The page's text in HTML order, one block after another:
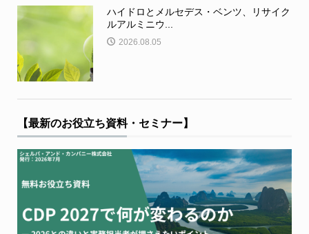
ハイドロとメルセデス・ベンツ、リサイク
ルアルミニウ...
2026.08.05
【最新のお役立ち資料・セミナー】